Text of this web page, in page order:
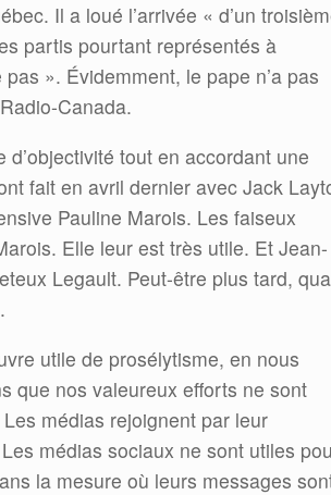
Il a loué l’arrivée « d’un
partis pourtant représentés à
». Évidemment, le pape n’a pas
Canada.
tout en accordant une
fait en avril dernier avec Jack
Pauline Marois. Les faiseux
Elle leur est très utile. Et Jean-
Legault. Peut-être plus tard,
utile de prosélytisme, en nous
que nos valeureux efforts ne sont
Les médias rejoignent par leur
médias sociaux ne sont utiles
la mesure où leurs messages